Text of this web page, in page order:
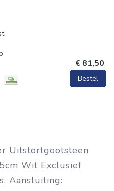
€ 81,50
Bestel
Uitstortgootsteen
Wit Exclusief
Aansluiting: